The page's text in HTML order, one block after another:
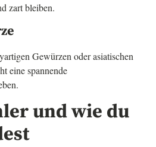
zart bleiben.
Gewürzen oder asiatischen
eine spannende
und wie du